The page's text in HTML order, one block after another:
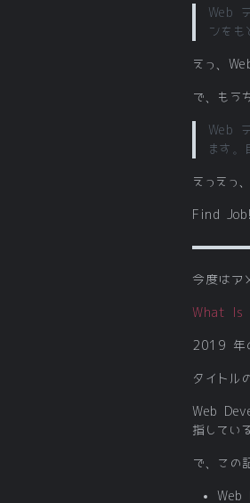
Web
ンを
えっ、
で、もう
Web
ます
えっえっ
Find Job!
今度はア
What Is
2019 年
タイトル
Web
指してい
で、この
Web